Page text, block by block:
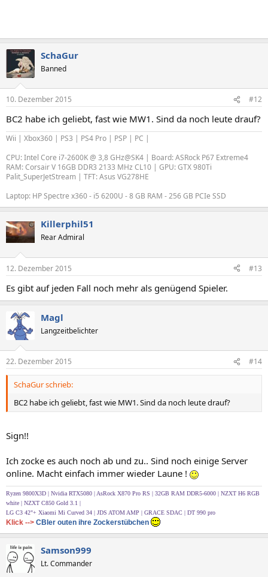
SchaGur
Banned
10. Dezember 2015 #12
BC2 habe ich geliebt, fast wie MW1. Sind da noch leute drauf?
Wii | Xbox360 | PS3 | PS4 Pro | PSP | PC |
CPU: Intel Core i7-2600K @ 3,8 GHz@SK4 | Board: ASRock P67 Extreme4
RAM: Corsair V 16GB DDR3 2133 MHz CL10 | GPU: GTX 980Ti
Palit_SuperJetStream | TFT: Asus VG278HE
Laptop: HP Spectre x360 - i5 6200U - 8 GB RAM - 256 GB PCIe SSD
Killerphil51
Rear Admiral
12. Dezember 2015 #13
Es gibt auf jeden Fall noch mehr als genügend Spieler.
Magl
Langzeitbelichter
22. Dezember 2015 #14
SchaGur schrieb:
BC2 habe ich geliebt, fast wie MW1. Sind da noch leute drauf?
Sign!!
Ich zocke es auch noch ab und zu.. Sind noch einige Server
online. Macht einfach immer wieder Laune !
Ryzen 9800X3D | Nvidia RTX5080 | AsRock X870 Pro RS | 32GB RAM DDR5-6000 | NZXT H6 RGB
white | NZXT C850 Gold 3.1 |
LG C3 42"+ Xiaomi Mi Curved 34 | JDS ATOM AMP | GRACE SDAC | DT 990 pro
Klick --> CBler outen ihre Zockerstübchen
Samson999
Lt. Commander